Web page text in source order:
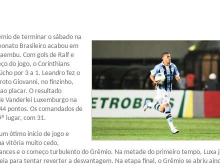
de terminar o sábado na
Brasileiro acabou em
Com gols de Ralf e
do jogo, o Corinthians
por 3 a 1. Leandro fez o
Giovanni, no finzinho,
placar. O resultado
Vanderlei Luxemburgo na
pontos. Os comandados de
lugar, com 31.
ótimo início de jogo e
vitória muito cedo,
e o começo turbulento do Grêmio. Na metade do primeiro tempo, Luxa
para tentar reverter a desvantagem. Na etapa final, o Grêmio se abriu